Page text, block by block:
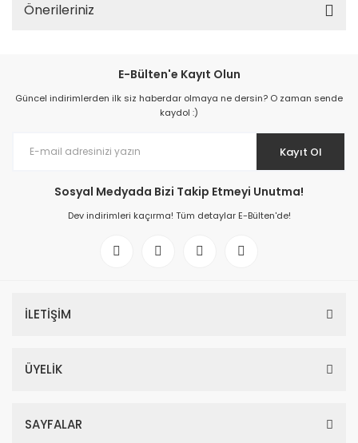
Önerileriniz
E-Bülten'e Kayıt Olun
Güncel indirimlerden ilk siz haberdar olmaya ne dersin? O zaman sende
kaydol :)
Kayıt Ol
Sosyal Medyada Bizi Takip Etmeyi Unutma!
Dev indirimleri kaçırma! Tüm detaylar E-Bülten'de!
İLETİŞİM
ÜYELİK
SAYFALAR